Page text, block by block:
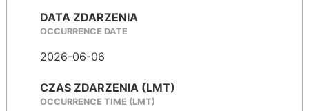
DATA ZDARZENIA
OCCURRENCE DATE
2026-06-06
CZAS ZDARZENIA (LMT)
OCCURRENCE TIME (LMT)